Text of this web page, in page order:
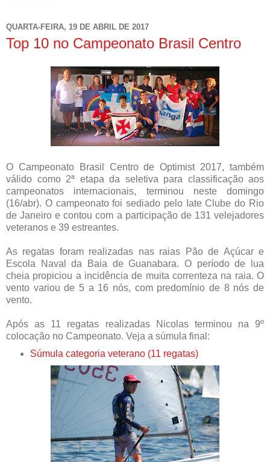
QUARTA-FEIRA, 19 DE ABRIL DE 2017
Top 10 no Campeonato Brasil Centro
O Campeonato Brasil Centro de Optimist 2017, também
válido como 2ª etapa da seletiva para classificação aos
campeonatos internacionais, terminou neste domingo
(16/abr). O campeonato foi sediado pelo Iate Clube do Rio
de Janeiro e contou com a participação de 131 velejadores
veteranos e 39 estreantes.
As regatas foram realizadas nas raias Pão de Açúcar e
Escola Naval da Baia de Guanabara. O período de lua
cheia propiciou a incidência de muita correnteza na raia. O
vento variou de 5 a 16 nós, com predomínio de 8 nós de
vento.
Após as 11 regatas realizadas Nicolas terminou na 9º
colocação no Campeonato. Veja a súmula final:
Súmula categoria veterano (11 regatas)